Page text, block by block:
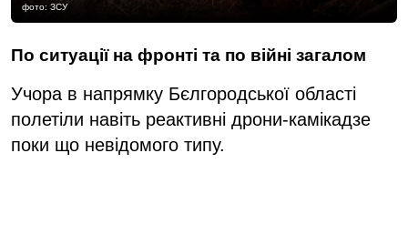
фото: ЗСУ
По ситуації на фронті та по війні загалом
Учора в напрямку Бєлгородської області
полетіли навіть реактивні дрони-камікадзе
поки що невідомого типу.